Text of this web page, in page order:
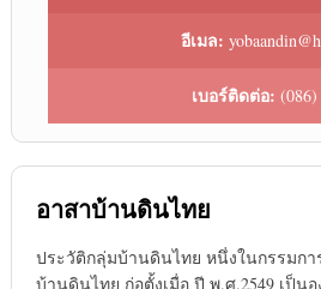
อีเมล:
เบอร์ติดต่อ: (086)
อาสาบ้านดินไทย
ประวัติกลุ่มบ้านดินไทย หนึ่งในกรรมกา
บ้านดินไทย ก่อตั้งเมื่อ ปี พ.ศ.2549 เป็น